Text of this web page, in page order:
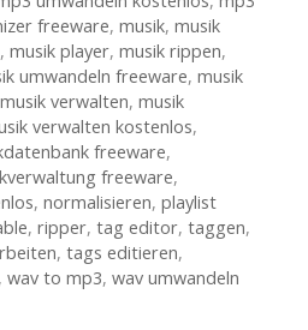
freeware, musik, musik
, musik player, musik rippen,
umwandeln freeware, musik
musik verwalten, musik
verwalten kostenlos,
freeware,
freeware,
, normalisieren, playlist
, ripper, tag editor, taggen,
, tags editieren,
, wav to mp3, wav umwandeln